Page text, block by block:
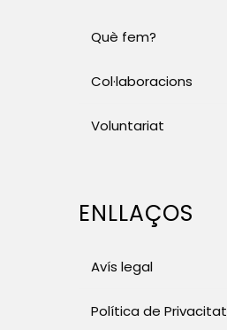
Què fem?
Col·laboracions
Voluntariat
ENLLAÇOS
Avís legal
Política de Privacitat